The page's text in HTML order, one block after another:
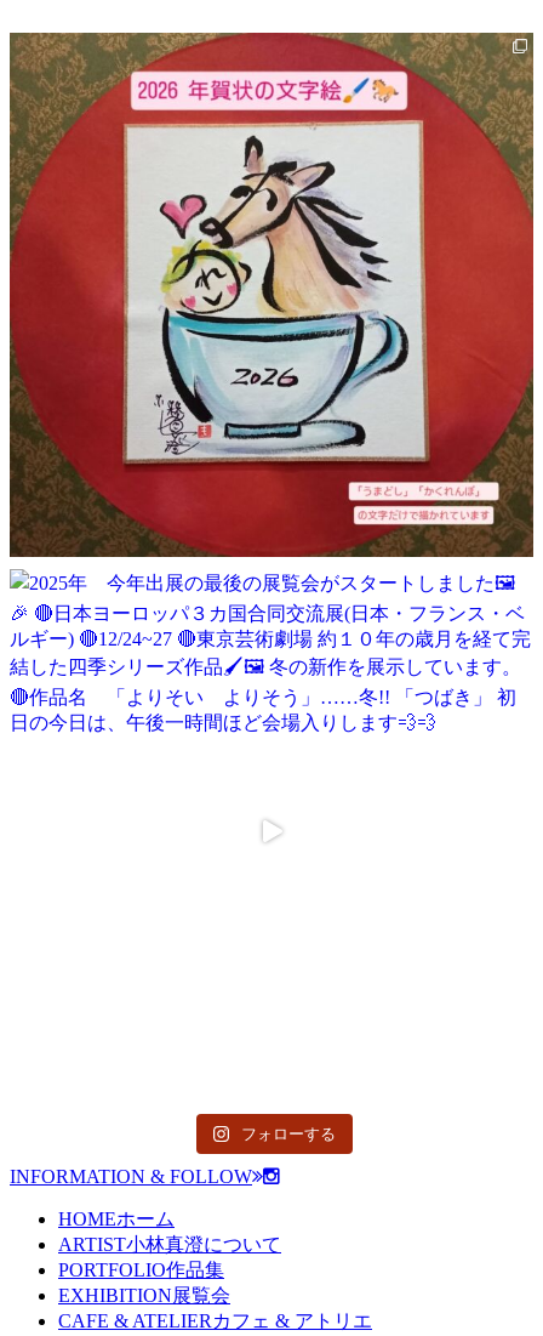
フォローする
INFORMATION & FOLLOW
HOMEホーム
ARTIST小林真澄について
PORTFOLIO作品集
EXHIBITION展覧会
CAFE & ATELIER カフェ & アトリエ